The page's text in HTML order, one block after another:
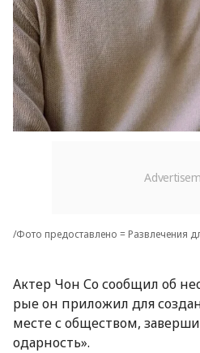
/Фото предоставлено = Развлечения
Актер Чон Со сообщил об
рые он приложил для
месте с обществом,
одарность».